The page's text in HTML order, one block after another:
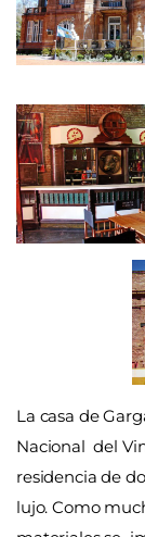
La casa de
Nacional del
residencia de
lujo. Como